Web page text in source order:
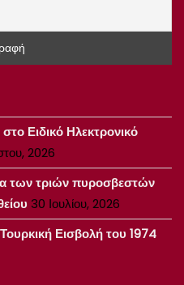
Ειδικό Ηλεκτρονικό
2026
των τριών πυροσβεστών
30 Ιουλίου, 2026
Εισβολή του 1974